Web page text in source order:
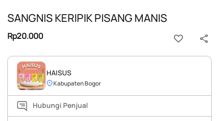
SANGNIS KERIPIK PISANG MANIS
Rp20.000
HAISUS
Kabupaten Bogor
Hubungi Penjual